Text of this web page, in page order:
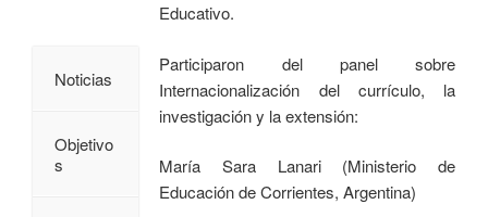
Educativo.
Participaron del panel sobre
Internacionalización del currículo, la
investigación y la extensión:
María Sara Lanari (Ministerio de
Educación de Corrientes, Argentina)
Noticias
Objetivo
s